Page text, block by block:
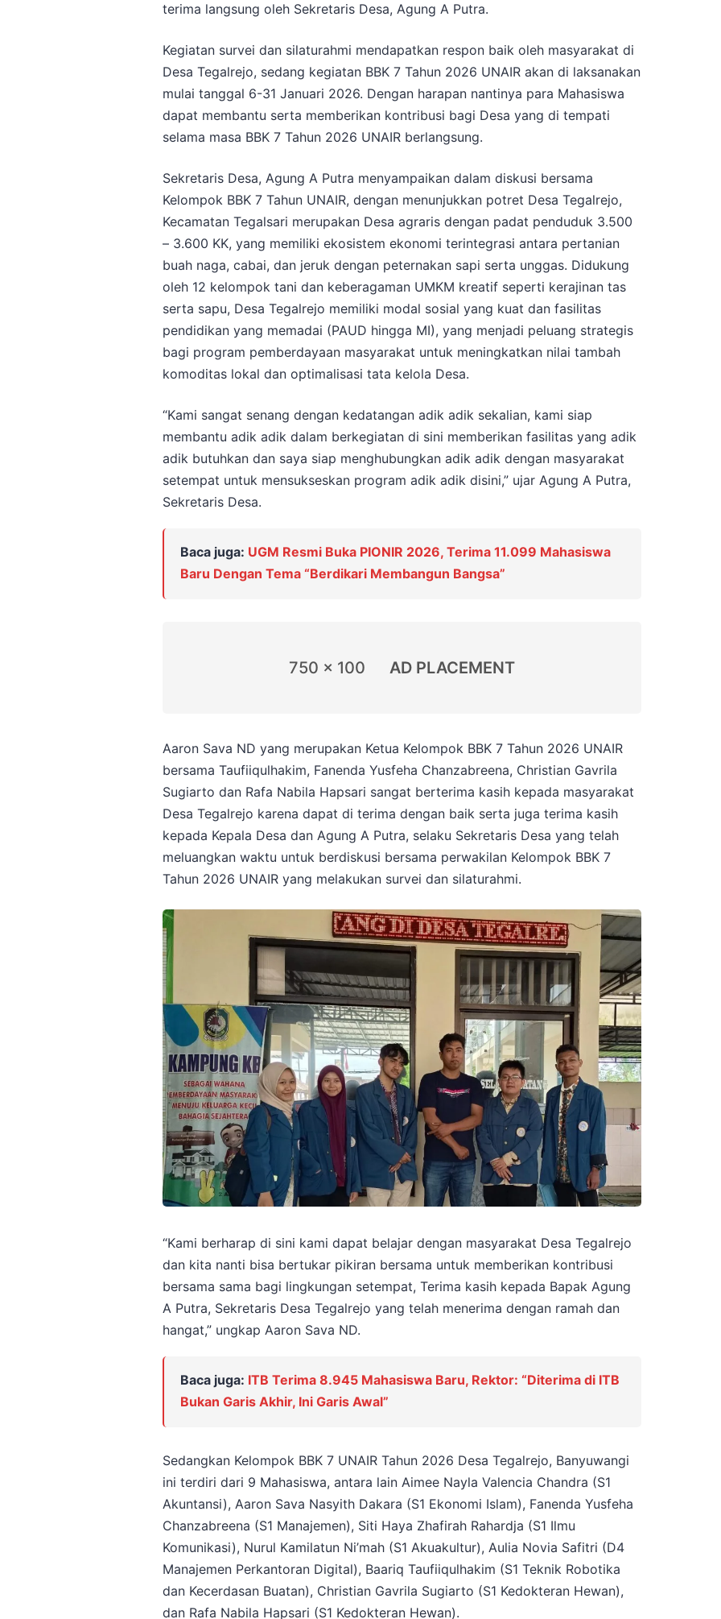
terima langsung oleh Sekretaris Desa, Agung A Putra.
Kegiatan survei dan silaturahmi mendapatkan respon baik oleh masyarakat di
Desa Tegalrejo, sedang kegiatan BBK 7 Tahun 2026 UNAIR akan di laksanakan
mulai tanggal 6-31 Januari 2026. Dengan harapan nantinya para Mahasiswa
dapat membantu serta memberikan kontribusi bagi Desa yang di tempati
selama masa BBK 7 Tahun 2026 UNAIR berlangsung.
Sekretaris Desa, Agung A Putra menyampaikan dalam diskusi bersama
Kelompok BBK 7 Tahun UNAIR, dengan menunjukkan potret Desa Tegalrejo,
Kecamatan Tegalsari merupakan Desa agraris dengan padat penduduk 3.500
– 3.600 KK, yang memiliki ekosistem ekonomi terintegrasi antara pertanian
buah naga, cabai, dan jeruk dengan peternakan sapi serta unggas. Didukung
oleh 12 kelompok tani dan keberagaman UMKM kreatif seperti kerajinan tas
serta sapu, Desa Tegalrejo memiliki modal sosial yang kuat dan fasilitas
pendidikan yang memadai (PAUD hingga MI), yang menjadi peluang strategis
bagi program pemberdayaan masyarakat untuk meningkatkan nilai tambah
komoditas lokal dan optimalisasi tata kelola Desa.
“Kami sangat senang dengan kedatangan adik adik sekalian, kami siap
membantu adik adik dalam berkegiatan di sini memberikan fasilitas yang adik
adik butuhkan dan saya siap menghubungkan adik adik dengan masyarakat
setempat untuk mensukseskan program adik adik disini,” ujar Agung A Putra,
Sekretaris Desa.
Baca juga: UGM Resmi Buka PIONIR 2026, Terima 11.099 Mahasiswa
Baru Dengan Tema “Berdikari Membangun Bangsa”
750 x 100 AD PLACEMENT
Aaron Sava ND yang merupakan Ketua Kelompok BBK 7 Tahun 2026 UNAIR
bersama Taufiiqulhakim, Fanenda Yusfeha Chanzabreena, Christian Gavrila
Sugiarto dan Rafa Nabila Hapsari sangat berterima kasih kepada masyarakat
Desa Tegalrejo karena dapat di terima dengan baik serta juga terima kasih
kepada Kepala Desa dan Agung A Putra, selaku Sekretaris Desa yang telah
meluangkan waktu untuk berdiskusi bersama perwakilan Kelompok BBK 7
Tahun 2026 UNAIR yang melakukan survei dan silaturahmi.
“Kami berharap di sini kami dapat belajar dengan masyarakat Desa Tegalrejo
dan kita nanti bisa bertukar pikiran bersama untuk memberikan kontribusi
bersama sama bagi lingkungan setempat, Terima kasih kepada Bapak Agung
A Putra, Sekretaris Desa Tegalrejo yang telah menerima dengan ramah dan
hangat,” ungkap Aaron Sava ND.
Baca juga: ITB Terima 8.945 Mahasiswa Baru, Rektor: “Diterima di ITB
Bukan Garis Akhir, Ini Garis Awal”
Sedangkan Kelompok BBK 7 UNAIR Tahun 2026 Desa Tegalrejo, Banyuwangi
ini terdiri dari 9 Mahasiswa, antara lain Aimee Nayla Valencia Chandra (S1
Akuntansi), Aaron Sava Nasyith Dakara (S1 Ekonomi Islam), Fanenda Yusfeha
Chanzabreena (S1 Manajemen), Siti Haya Zhafirah Rahardja (S1 Ilmu
Komunikasi), Nurul Kamilatun Ni’mah (S1 Akuakultur), Aulia Novia Safitri (D4
Manajemen Perkantoran Digital), Baariq Taufiiqulhakim (S1 Teknik Robotika
dan Kecerdasan Buatan), Christian Gavrila Sugiarto (S1 Kedokteran Hewan),
dan Rafa Nabila Hapsari (S1 Kedokteran Hewan).